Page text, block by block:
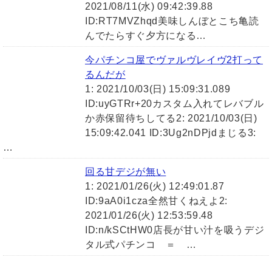
2021/08/11(水) 09:42:39.88
ID:RT7MVZhqd美味しんぼとこち亀読
んでたらすぐ夕方になる…
今パチンコ屋でヴァルヴレイヴ2打って
るんだが
1: 2021/10/03(日) 15:09:31.089
ID:uyGTRr+20カスタム入れてレバブル
か赤保留待ちしてる2: 2021/10/03(日)
15:09:42.041 ID:3Ug2nDPjdまじる3:
…
回る甘デジが無い
1: 2021/01/26(火) 12:49:01.87
ID:9aA0i1cza全然甘くねえよ2:
2021/01/26(火) 12:53:59.48
ID:n/kSCtHW0店長が甘い汁を吸うデジ
タル式パチンコ ＝ …